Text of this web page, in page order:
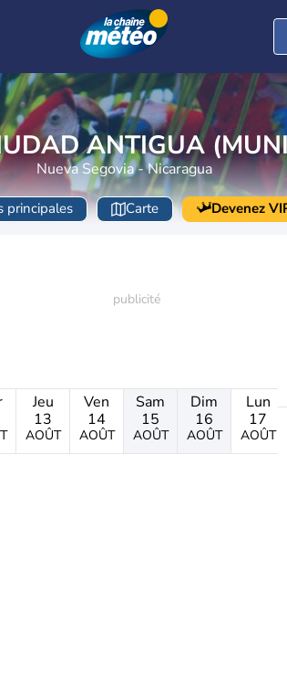
ANTIGUA
Nueva Segovia - Nicaragua
principales Carte Devenez
Jeu
13
AOÛT
Ven
14
AOÛT
Sam
15
AOÛT
Dim
16
AOÛT
Lun
17
AOÛT